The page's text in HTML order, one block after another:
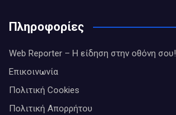
Πληροφορίες
Web Reporter – Η είδηση στην οθόνη σου!
Επικοινωνία
Πολιτική Cookies
Πολιτική Απορρήτου